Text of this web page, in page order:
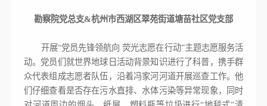
勘察院党总支&杭州市西湖区翠苑街道塘苗社区党支部
开展“党员先锋领航向 荧光志愿在行动”主题志愿服务活
动。党员们就世界地球日活动背景知识进行了科普，携手群
众代表组成志愿者队伍，沿着冯家河河道开展巡查工作。他
们仔细查看是否存在污水直排、水体污染等异常现象，同时